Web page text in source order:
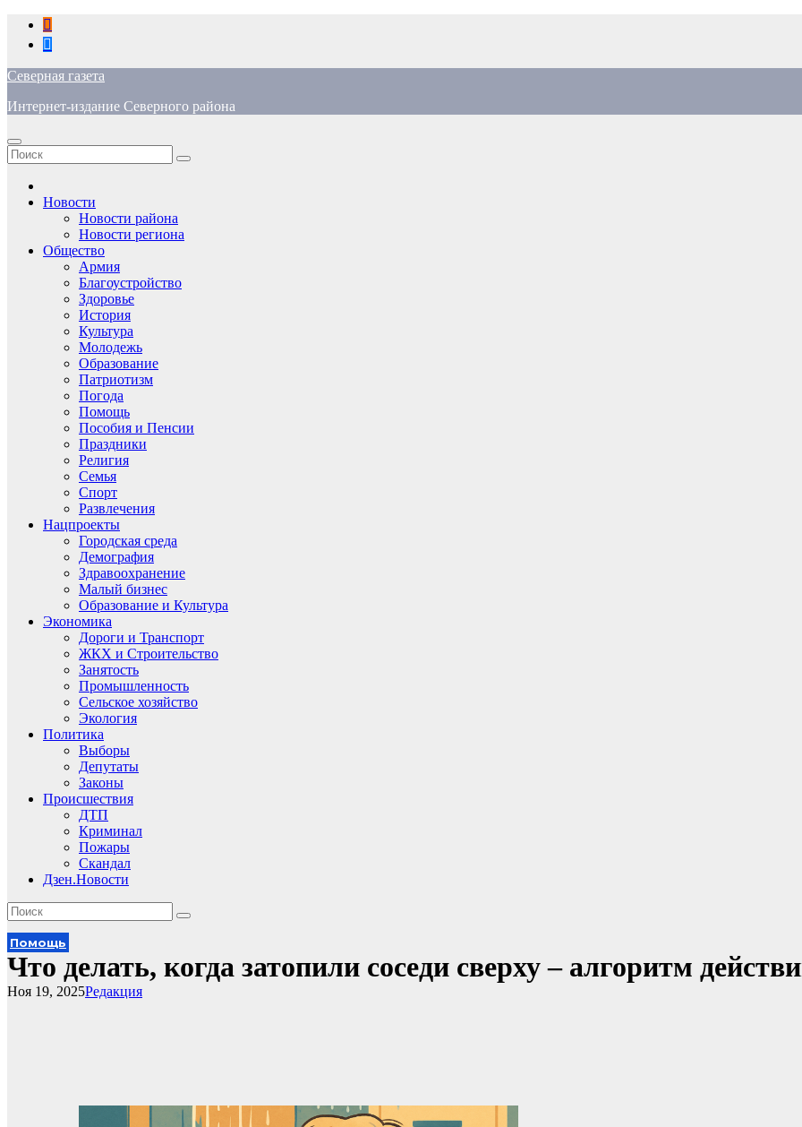
Перейти
содержимому
Северная газета
Интернет-издание Северного района
Новости
Новости района
Новости региона
Общество
Армия
Благоустройство
Здоровье
История
Культура
Молодежь
Образование
Патриотизм
Погода
Помощь
Пособия и Пенсии
Праздники
Религия
Семья
Спорт
Развлечения
Нацпроекты
Городская среда
Демография
Здравоохранение
Малый бизнес
Образование и Культура
Экономика
Дороги и Транспорт
ЖКХ и Строительство
Занятость
Промышленность
Сельское хозяйство
Экология
Политика
Выборы
Депутаты
Законы
Происшествия
ДТП
Криминал
Пожары
Скандал
Дзен.Новости
Помощь
Что делать, когда затопили соседи сверху – алгоритм
Редакция
Ноя 19, 2025